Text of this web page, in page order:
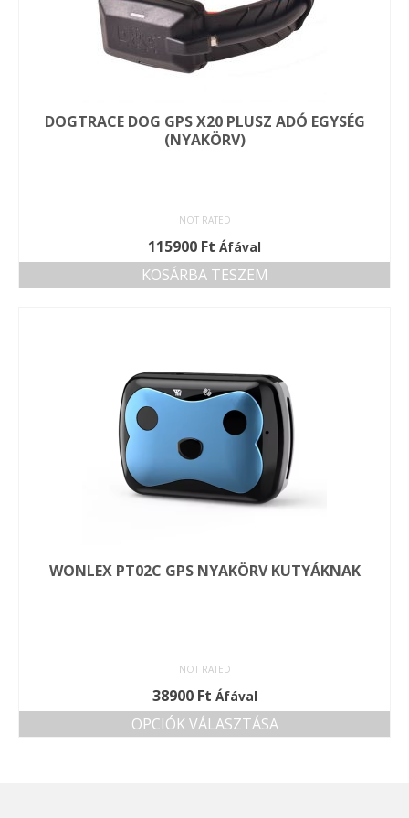
termékoldalon
választhatók
ki
DOGTRACE DOG GPS X20 PLUSZ ADÓ EGYSÉG
(NYAKÖRV)
NOT RATED
115900 Ft Áfával
KOSÁRBA TESZEM
WONLEX PT02C GPS NYAKÖRV KUTYÁKNAK
NOT RATED
38900 Ft Áfával
OPCIÓK VÁLASZTÁSA